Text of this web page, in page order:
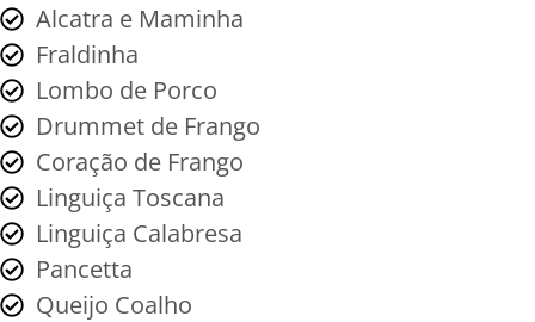
Alcatra e Maminha
Fraldinha
Lombo de Porco
Drummet de Frango
Coração de Frango
Linguiça Toscana
Linguiça Calabresa
Pancetta
Queijo Coalho